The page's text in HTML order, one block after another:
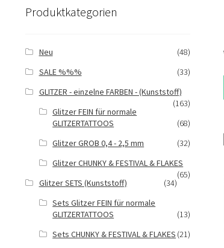
Mein Konto Produktinfos
Produktkategorien
Neu
(48)
SALE %%%
(33)
GLITZER - einzelne FARBEN - (Kunststoff)
(163)
Glitzer FEIN für normale
GLITZERTATTOOS
(68)
Glitzer GROB 0,4 - 2,5 mm
(32)
Glitzer CHUNKY & FESTIVAL & FLAKES
(65)
Glitzer SETS (Kunststoff)
(34)
Sets Glitzer FEIN für normale
GLITZERTATTOOS
(13)
Sets CHUNKY & FESTIVAL & FLAKES (21)